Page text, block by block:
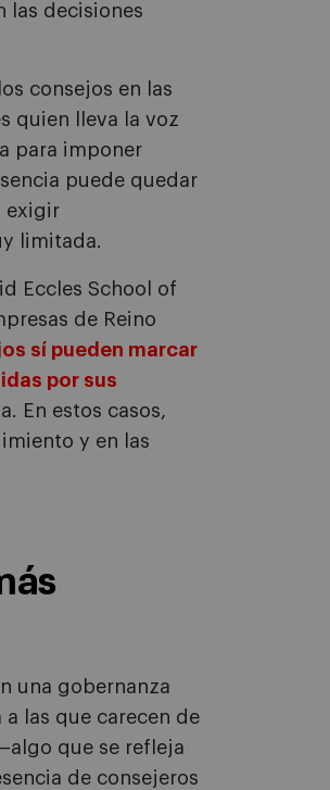
las decisiones
consejos en las
quien lleva la voz
para imponer
puede quedar
exigir
limitada.
Eccles School of
de Reino
sí pueden marcar
por sus
En estos casos,
y en las
una gobernanza
las que carecen de
que se refleja
de consejeros